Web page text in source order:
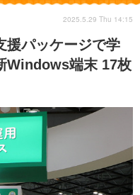
援パッケージで学
Windows端末 17枚
2025.5.29 Thu 14:15